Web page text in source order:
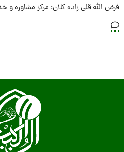
فرض الله قلى زاده کلان؛ مرکز مشاوره